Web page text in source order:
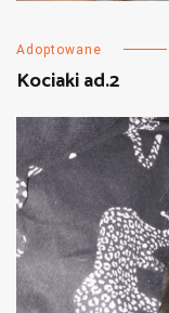
Adoptowane
Kociaki ad.2